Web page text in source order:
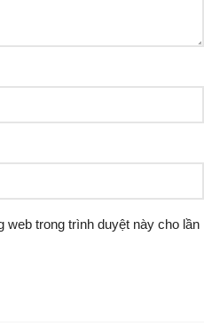
web trong trình duyệt này cho lần